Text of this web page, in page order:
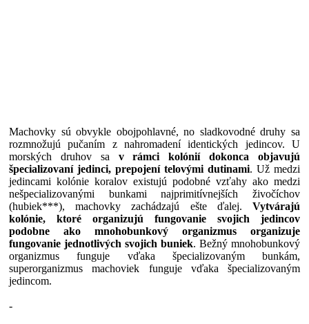
Machovky sú obvykle obojpohlavné, no sladkovodné druhy sa
rozmnožujú pučaním z nahromadení identických jedincov. U
morských druhov sa v rámci kolónií dokonca objavujú
špecializovaní jedinci, prepojení telovými dutinami. Už medzi
jedincami kolónie koralov existujú podobné vzťahy ako medzi
nešpecializovanými bunkami najprimitívnejších živočíchov
(hubiek***), machovky zachádzajú ešte ďalej. Vytvárajú
kolónie, ktoré organizujú fungovanie svojich jedincov
podobne ako mnohobunkový organizmus organizuje
fungovanie jednotlivých svojich buniek. Bežný mnohobunkový
organizmus funguje vďaka špecializovaným bunkám,
superorganizmus machoviek funguje vďaka špecializovaným
jedincom.
-